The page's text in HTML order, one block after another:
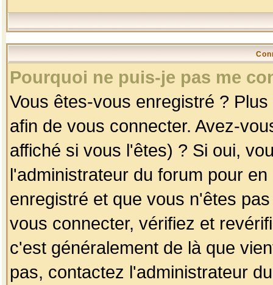
Pourquoi ne puis-je pas me
Vous êtes-vous enregistré ?
afin de vous connecter. Avez-
affiché si vous l'êtes) ? Si oui,
l'administrateur du forum pour
enregistré et que vous n'êtes
vous connecter, vérifiez et
c'est généralement de là que
pas, contactez l'administrateur